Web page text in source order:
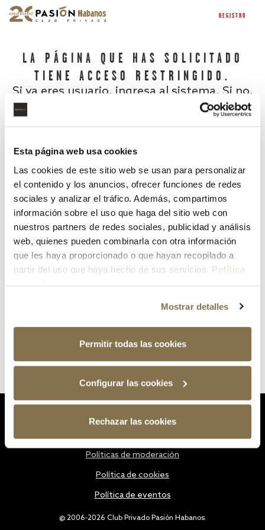
Esta página web usa cookies
Las cookies de este sitio web se usan para personalizar
el contenido y los anuncios, ofrecer funciones de redes
sociales y analizar el tráfico. Además, compartimos
información sobre el uso que haga del sitio web con
nuestros partners de redes sociales, publicidad y análisis
web, quienes pueden combinarla con otra información
que les haya proporcionado o que hayan recopilado a
partir del uso que haya hecho de sus servicios. Política
Mostrar detalles
Permitir todas las cookies
Configurar las cookies
Rechazar las cookies
REGISTRO
LA PÁGINA QUE HAS SOLICITADO
TIENE ACCESO RESTRINGIDO.
Si ya eres usuario, ingresa al sistema. Si no,
¿Has olvidado tu contraseña?
@ 2006-2026 Club Privado Pasión Habanos.
Políticas de moderación
Política de cookies
Política de eventos